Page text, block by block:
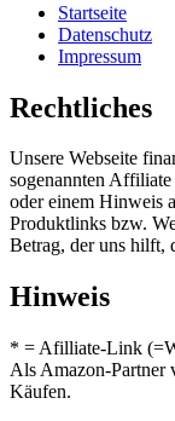
Startseite
Datenschutz
Impressum
Rechtliches
Unsere Webseite
sogenannten
oder einem Hinweis
Produktlinks bzw.
Betrag, der uns hilft,
Hinweis
* = Afilliate-Link
Als Amazon-Partner
Käufen.